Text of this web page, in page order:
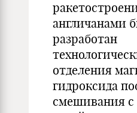
англичанами
разработан
отделения
гидроксида
смешивания с